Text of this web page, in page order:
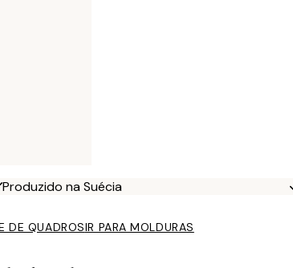
Produzido na Suécia
DE QUADROSIR PARA MOLDURAS